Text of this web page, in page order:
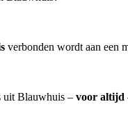
verbonden wordt aan een
uit Blauwhuis – voor altijd